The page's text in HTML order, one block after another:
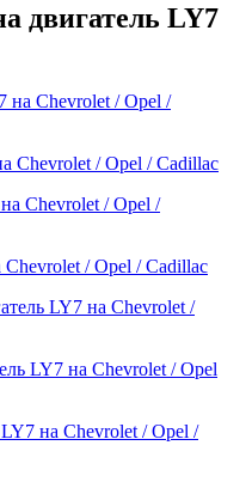
двигатель LY7
Chevrolet / Opel / Cadillac
/ Opel / Cadillac
LY7 на Chevrolet / Opel